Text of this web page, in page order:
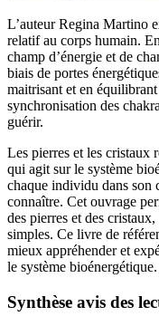
L’auteur Regina Martino
relatif au corps humain.
champ d’énergie et de
biais de portes
maitrisant et en
synchronisation des
guérir.
Les pierres et les cristaux
qui agit sur le système
chaque individu dans son
connaître. Cet ouvrage
des pierres et des
simples. Ce livre de
mieux appréhender et
le système bioénergétique.
Synthèse avis des